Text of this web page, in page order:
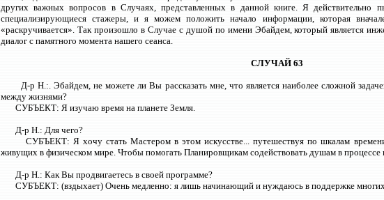
других важных вопросов в Случаях, представленных в данной книге. Я действительно
специализирующиеся стажеры, и я можем положить начало информации, которая
«раскручивается». Так произошло в Случае с душой по имени Эбайдем, который является
диалог с памятного момента нашего сеанса.
СЛУЧАЙ 63
Д-р Н.:. Эбайдем, не можете ли Вы рассказать мне, что является наиболее сложной
между жизнями?
СУБЪЕКТ: Я изучаю время на планете Земля.
Д-р Н.: Для чего?
СУБЪЕКТ: Я хочу стать Мастером в этом искусстве... путешествуя по шкалам
живущих в физическом мире. Чтобы помогать Планировщикам содействовать душам в
Д-р Н.: Как Вы продвигаетесь в своей программе?
СУБЪЕКТ: (вздыхает) Очень медленно: я лишь начинающий и нуждаюсь в поддержке многих